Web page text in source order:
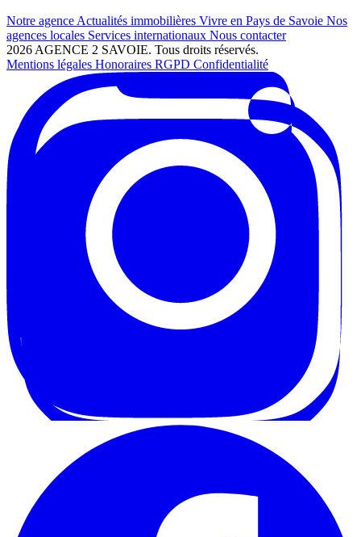
Notre agence Actualités immobilières Vivre en Pays de Savoie Nos
agences locales Services internationaux Nous contacter
2026 AGENCE 2 SAVOIE. Tous droits réservés.
Mentions légales Honoraires RGPD Confidentialité